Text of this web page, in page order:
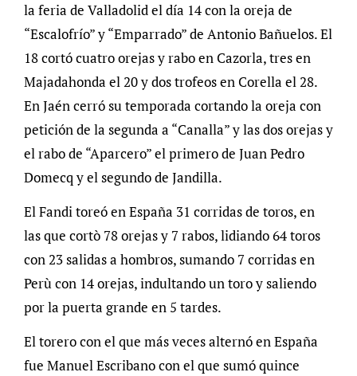
la feria de Valladolid el día 14 con la oreja de
“Escalofrío” y “Emparrado” de Antonio Bañuelos. El
18 cortó cuatro orejas y rabo en Cazorla, tres en
Majadahonda el 20 y dos trofeos en Corella el 28.
En Jaén cerró su temporada cortando la oreja con
petición de la segunda a “Canalla” y las dos orejas y
el rabo de “Aparcero” el primero de Juan Pedro
Domecq y el segundo de Jandilla.
El Fandi toreó en España 31 corridas de toros, en
las que cortò 78 orejas y 7 rabos, lidiando 64 toros
con 23 salidas a hombros, sumando 7 corridas en
Perù con 14 orejas, indultando un toro y saliendo
por la puerta grande en 5 tardes.
El torero con el que más veces alternó en España
fue Manuel Escribano con el que sumó quince